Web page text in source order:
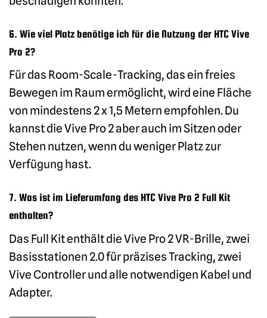
6. Wie viel Platz benötige ich für die Nutzung der HTC Vive
Pro 2?
Für das Room-Scale-Tracking, das ein freies
Bewegen im Raum ermöglicht, wird eine Fläche
von mindestens 2 x 1,5 Metern empfohlen. Du
kannst die Vive Pro 2 aber auch im Sitzen oder
Stehen nutzen, wenn du weniger Platz zur
Verfügung hast.
7. Was ist im Lieferumfang des HTC Vive Pro 2 Full Kit
enthalten?
Das Full Kit enthält die Vive Pro 2 VR-Brille, zwei
Basisstationen 2.0 für präzises Tracking, zwei
Vive Controller und alle notwendigen Kabel und
Adapter.